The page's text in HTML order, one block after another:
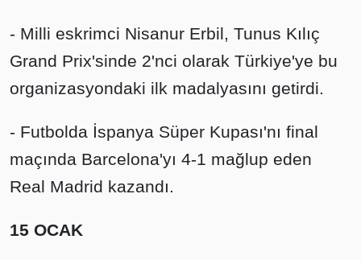
- Milli eskrimci Nisanur Erbil, Tunus Kılıç
Grand Prix'sinde 2'nci olarak Türkiye'ye bu
organizasyondaki ilk madalyasını getirdi.
- Futbolda İspanya Süper Kupası'nı final
maçında Barcelona'yı 4-1 mağlup eden
Real Madrid kazandı.
15 OCAK